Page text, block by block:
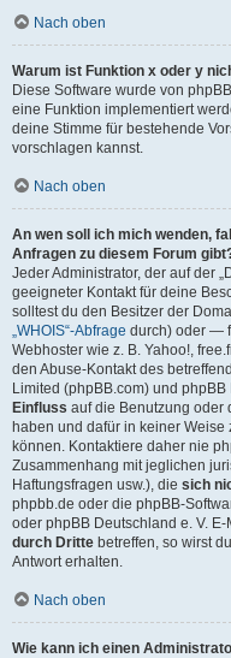
Nach oben
Warum ist Funktion x oder y
Diese Software wurde von
eine Funktion implementiert
deine Stimme für bestehende
vorschlagen kannst.
Nach oben
An wen soll ich mich wenden,
Anfragen zu diesem Forum
Jeder Administrator, der auf der
geeigneter Kontakt für deine
solltest du den Besitzer der
„WHOIS“-Abfrage durch) oder —
Webhoster wie z. B. Yahoo!,
den Abuse-Kontakt des
Limited (phpBB.com) und
Einfluss auf die Benutzung oder
haben und dafür in keiner
können. Kontaktiere daher nie
Zusammenhang mit jeglichen
Haftungsfragen usw.), die sich
phpbb.de oder die phpBB-
oder phpBB Deutschland e. V.
durch Dritte betreffen, so wirst
Antwort erhalten.
Nach oben
Wie kann ich einen